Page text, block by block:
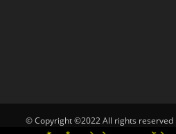
© Copyright ©2022 All rights reserved